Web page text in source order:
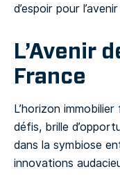
d’espoir pour
L’Avenir
France
L’horizon
défis, brille
dans la symbiose
innovations